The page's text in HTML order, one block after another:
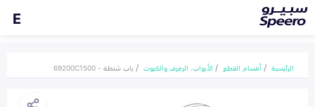
E
الرئيسية أقسام القطع الأبواب، الرفرف والكبوت باب شنطة - 69200C1500